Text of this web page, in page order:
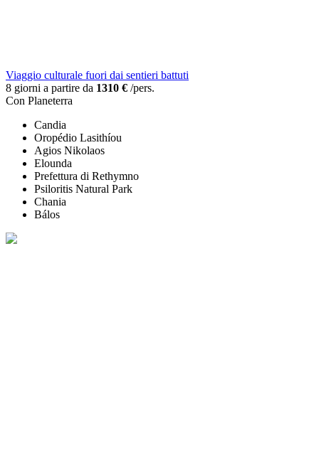
Viaggio culturale fuori dai sentieri battuti
8 giorni a partire da 1310 € /pers.
Con Planeterra
Candia
Oropédio Lasithíou
Agios Nikolaos
Elounda
Prefettura di Rethymno
Psiloritis Natural Park
Chania
Bálos